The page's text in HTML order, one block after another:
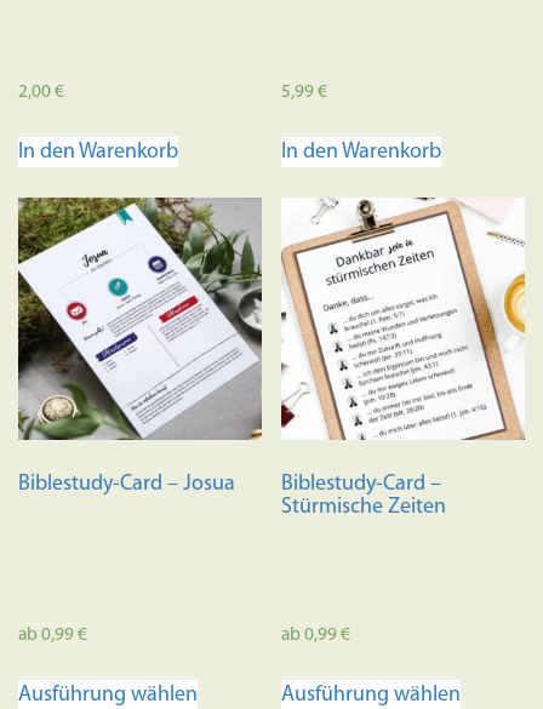
2,00€
In den Warenkorb
5,99€
In den Warenkorb
Biblestudy-Card – Josua
ab 0,99€
Ausführung wählen
Biblestudy-Card –
Stürmische Zeiten
ab0,99€
Ausführung wählen